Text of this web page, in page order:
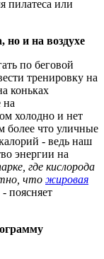
пилатеса или
но и на воздухе
по беговой
тренировку на
коньках
на
холодно и нет
более что уличные
- ведь наш
энергии на
где кислорода
что жировая
- поясняет